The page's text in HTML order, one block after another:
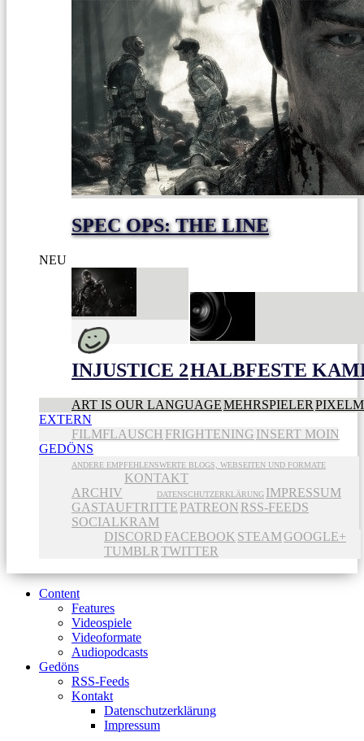
SPEC OPS: THE LINE
NEU
INJUSTICE 2HALBFESTE
ART IS OUR LANGUAGEMEHRSPIELER
EXTERN
FILMFLAUSCH FRIGHTENING INSERT MOIN
GEDÖNS
ANDERE EMPFEHLENSWERTE BLOGS, WEBSEITEN UND FORMATE
ARCHIV
KONTAKT
DATENSCHUTZERKLÄRUNG IMPRESSUM
GASTAUFTRITTE PATREON RSS-FEEDS
SOCIALKRAM
DISCORD FACEBOOK STEAMGOOGLE+
TUMBLR TWITTER
Content
Features
Videospiele
Videoformate
Audiopodcasts
Gedöns
RSS-Feeds
Kontakt
Datenschutzerklärung
Impressum